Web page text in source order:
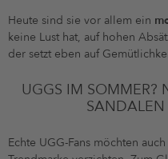
Heute sind sie vor allem ein
keine Lust hat, auf hohen
der setzt eben auf
UGGS IM SOMMER?
SANDALEN
Echte UGG-Fans möchten